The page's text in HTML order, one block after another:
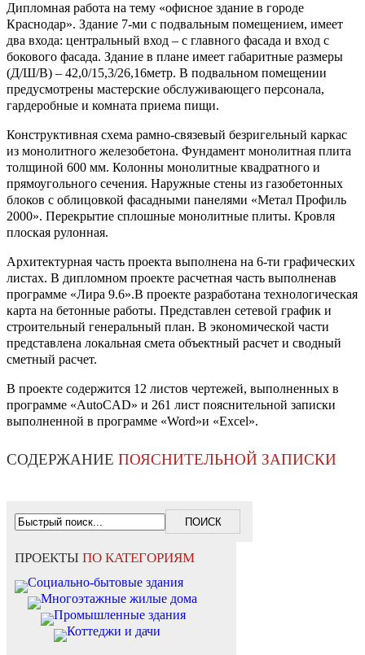
Дипломная работа на тему «офисное здание в городе
Краснодар». Здание 7-ми с подвальным помещением, имеет
два входа: центральный вход – с главного фасада и вход с
бокового фасада. Здание в плане имеет габаритные размеры
(Д/Ш/В) – 42,0/15,3/26,16метр. В подвальном помещении
предусмотрены мастерские обслуживающего персонала,
гардеробные и комната приема пищи.
Конструктивная схема рамно-связевый безригельный каркас
из монолитного железобетона. Фундамент монолитная плита
толщиной 600 мм. Колонны монолитные квадратного и
прямоугольного сечения. Наружные стены из газобетонных
блоков с облицовкой фасадными панелями «Метал Профиль
2000». Перекрытие сплошные монолитные плиты. Кровля
плоская рулонная.
Архитектурная часть проекта выполнена на 6-ти графических
листах. В дипломном проекте расчетная часть выполненав
программе «Лира 9.6».В проекте разработана технологическая
карта на бетонные работы. Представлен сетевой график и
строительный генеральный план. В экономической части
представлена локальная смета объектный расчет и сводный
сметный расчет.
В проекте содержится 12 листов чертежей, выполненных в
программе «AutoCAD» и 261 лист пояснительной записки
выполненной в программе «Word»и «Excel».
СОДЕРЖАНИЕ ПОЯСНИТЕЛЬНОЙ ЗАПИСКИ
ПРОЕКТЫ ПО КАТЕГОРИЯМ
Социально-бытовые здания
Многоэтажные жилые дома
Промышленные здания
Коттеджи и дачи